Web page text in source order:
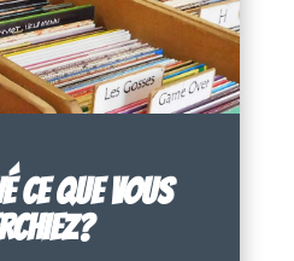
CE QUE VOUS